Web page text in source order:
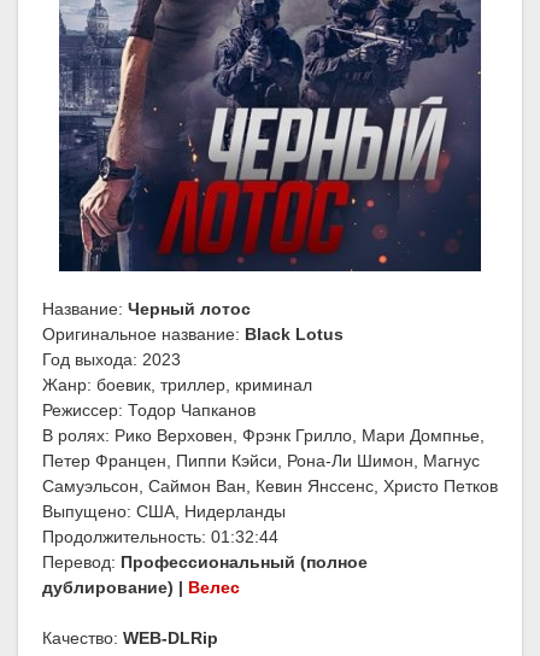
Название: Черный лотос
Оригинальное название: Black Lotus
Год выхода: 2023
Жанр: боевик, триллер, криминал
Режиссер: Тодор Чапканов
В ролях: Рико Верховен, Фрэнк Грилло, Мари Домпнье,
Петер Францен, Пиппи Кэйси, Рона-Ли Шимон, Магнус
Самуэльсон, Саймон Ван, Кевин Янссенс, Христо Петков
Выпущено: США, Нидерланды
Продолжительность: 01:32:44
Перевод: Профессиональный (полное
дублирование) | Велес
Качество: WEB-DLRip